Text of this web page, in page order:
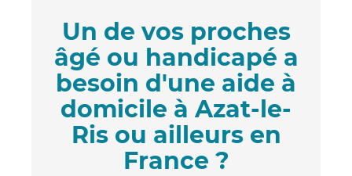
Un de vos proches
âgé ou handicapé a
besoin d'une aide à
domicile à Azat-le-
Ris ou ailleurs en
France ?